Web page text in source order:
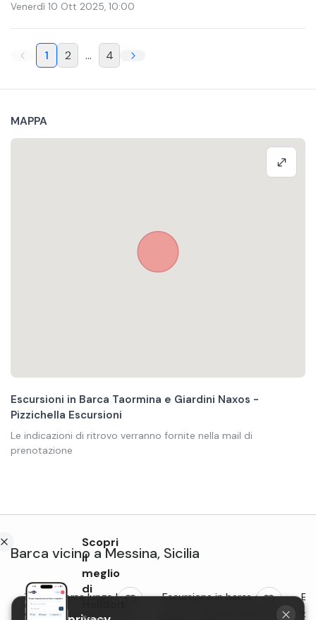
Venerdì 10 Ott 2025, 10:00
1 2 ... 4
MAPPA
Escursioni in Barca Taormina e Giardini Naxos -
Pizzichella Escursioni
Le indicazioni di ritrovo verranno fornite nella mail di
prenotazione
Barca vicino aMessina, Sicilia
Tour in barca lungo la
Costa di Taormina con
Escursione in barca di
gruppo nella baia di Naxos
Scopri
il
meglio
di